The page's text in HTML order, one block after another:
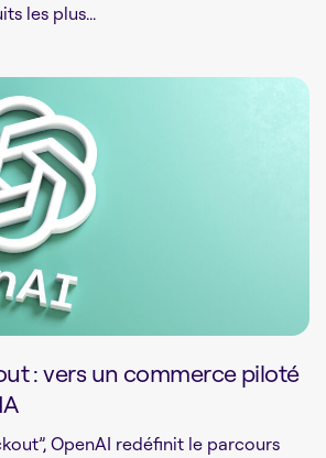
les plus...
: vers un commerce piloté
OpenAI redéfinit le parcours